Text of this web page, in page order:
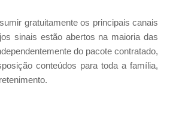
gratuitamente os principais canais
sinais estão abertos na maioria das
do pacote contratado,
conteúdos para toda a família,